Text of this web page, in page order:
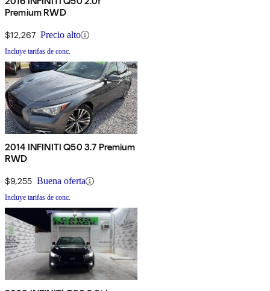
Premium RWD
$12,267 Precio alto
Incluye tarifas de conc.
2014 INFINITI Q50 3.7 Premium
RWD
$9,255 Buena oferta
Incluye tarifas de conc.